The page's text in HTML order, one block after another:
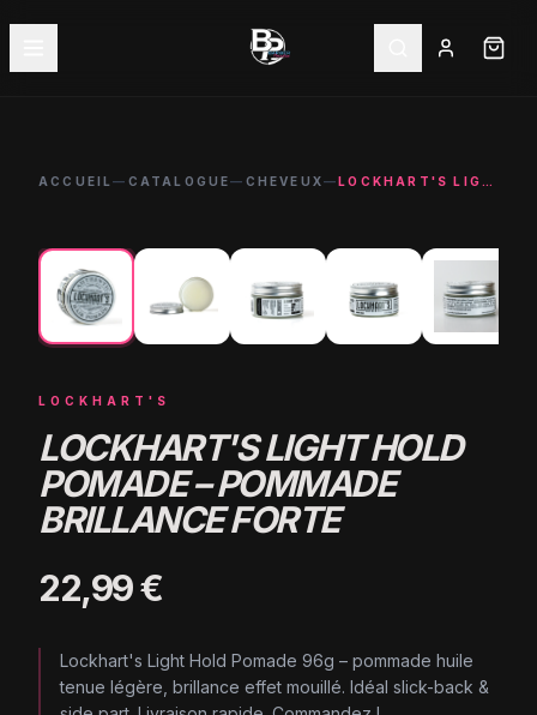
ACCUEIL— CATALOGUE— CHEVEUX— LOCKHART'S LIGHT HOLD POMADE – POMMADE BRILLANCE FORTE
LOCKHART'S
LOCKHART'S LIGHT HOLD
POMADE – POMMADE
BRILLANCE FORTE
22,99 €
Lockhart's Light Hold Pomade 96g – pommade huile
tenue légère, brillance effet mouillé. Idéal slick-back &